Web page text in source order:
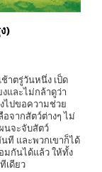
)
าตรู่วันหนึ่ง เป็ด
และไม่กล้าดูว่า
งไปขอความช่วย
จากสัตว์ต่างๆ ไม่
นจะจับสัตว์
ที และพวกเขาก็ได้
มกันได้แล้ว ให้ทั้ง
เดียว